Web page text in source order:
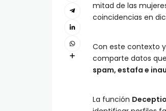
mitad de las
coincidencias en
Con este contexto
comparte datos
spam, estafa e
La función